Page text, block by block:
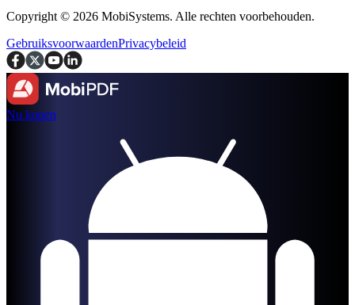
Copyright © 2026 MobiSystems. Alle rechten voorbehouden.
GebruiksvoorwaardenPrivacybeleid
Nu kopen